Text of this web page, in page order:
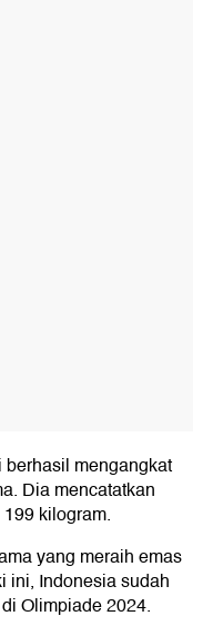
mengangkat
Dia mencatatkan
kilogram.
yang meraih emas
ini, Indonesia sudah
Olimpiade 2024.